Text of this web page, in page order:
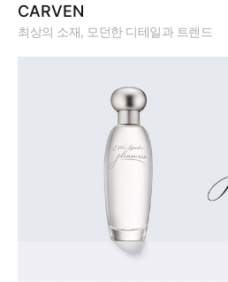
CARVEN
최상의 소재, 모던한 디테일과 트렌드